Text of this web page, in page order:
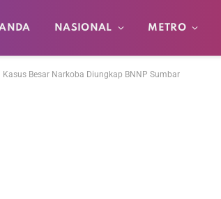
NASIONAL METRO
Kasus Besar Narkoba Diungkap BNNP Sumbar